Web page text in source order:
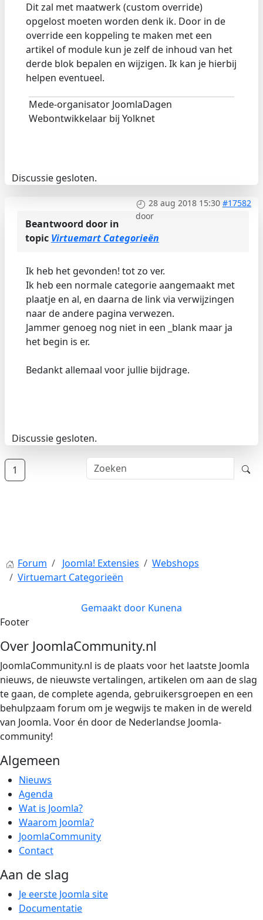
Dit zal met maatwerk (custom override)
opgelost moeten worden denk ik. Door in de
override een koppeling te maken met een
artikel of module kun je zelf de inhoud van het
derde blok bepalen en wijzigen. Ik kan je hierbij
helpen eventueel.
Mede-organisator JoomlaDagen
Webontwikkelaar bij Yolknet
Discussie gesloten.
28 aug 2018 15:30 #17582
door
Beantwoord door in
topic Virtuemart Categorieën
Ik heb het gevonden! tot zo ver.
Ik heb een normale categorie aangemaakt met
plaatje en al, en daarna de link via verwijzingen
naar de andere pagina verwezen.
Jammer genoeg nog niet in een _blank maar ja
het begin is er.
Bedankt allemaal voor jullie bijdrage.
Discussie gesloten.
1
Forum Joomla! Extensies
Webshops
Virtuemart Categorieën
Gemaakt door Kunena
Footer
Over JoomlaCommunity.nl
JoomlaCommunity.nl is de plaats voor het laatste Joomla
nieuws, de nieuwste vertalingen, artikelen om aan de slag
te gaan, de complete agenda, gebruikersgroepen en een
behulpzaam forum om je wegwijs te maken in de wereld
van Joomla. Voor én door de Nederlandse Joomla-
community!
Algemeen
Nieuws
Agenda
Wat is Joomla?
Waarom Joomla?
JoomlaCommunity
Contact
Aan de slag
Je eerste Joomla site
Documentatie